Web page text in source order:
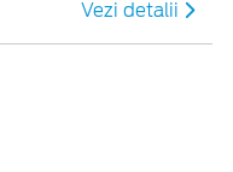
Vezi detalii